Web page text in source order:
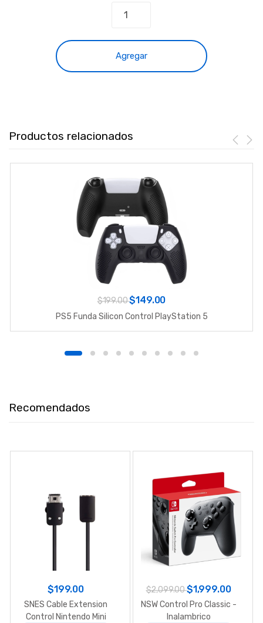
Agregar
Productos relacionados
$199.00$149.00
PS5 Funda Silicon Control PlayStation 5
Recomendados
$199.00
SNES Cable Extension
Control Nintendo Mini
$2,099.00$1,999.00
NSW Control Pro Classic -
Inalambrico